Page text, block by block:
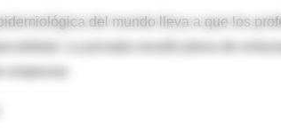
del mundo lleva a que los
La jornada resultó plena de